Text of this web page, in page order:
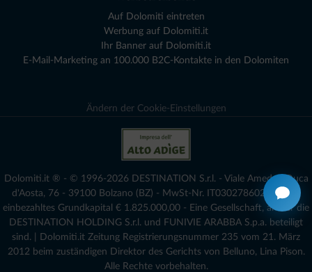
Auf Dolomiti eintreten
Werbung auf Dolomiti.it
Ihr Banner auf Dolomiti.it
E-Mail-Marketing an 100.000 B2C-Kontakte in den Dolomiten
Ändern der Cookie-Einstellungen
Dolomiti.it ® - © 1996-2026 DESTINATION S.r.l. - Viale Amedeo Duca
d'Aosta, 76 - 39100 Bolzano (BZ) - MwSt-Nr. IT03027860216 - voll
einbezahltes Grundkapital € 1.825.000,00 - Eine Gesellschaft, an der die
DESTINATION HOLDING S.r.l. und FUNIVIE ARABBA S.p.a. beteiligt
sind. | Dolomiti.it Zeitung Registrierungsnummer 235 vom 21. März
2012 beim zuständigen Direktor des Gerichts von Belluno, Lina Pison.
Alle Rechte vorbehalten.